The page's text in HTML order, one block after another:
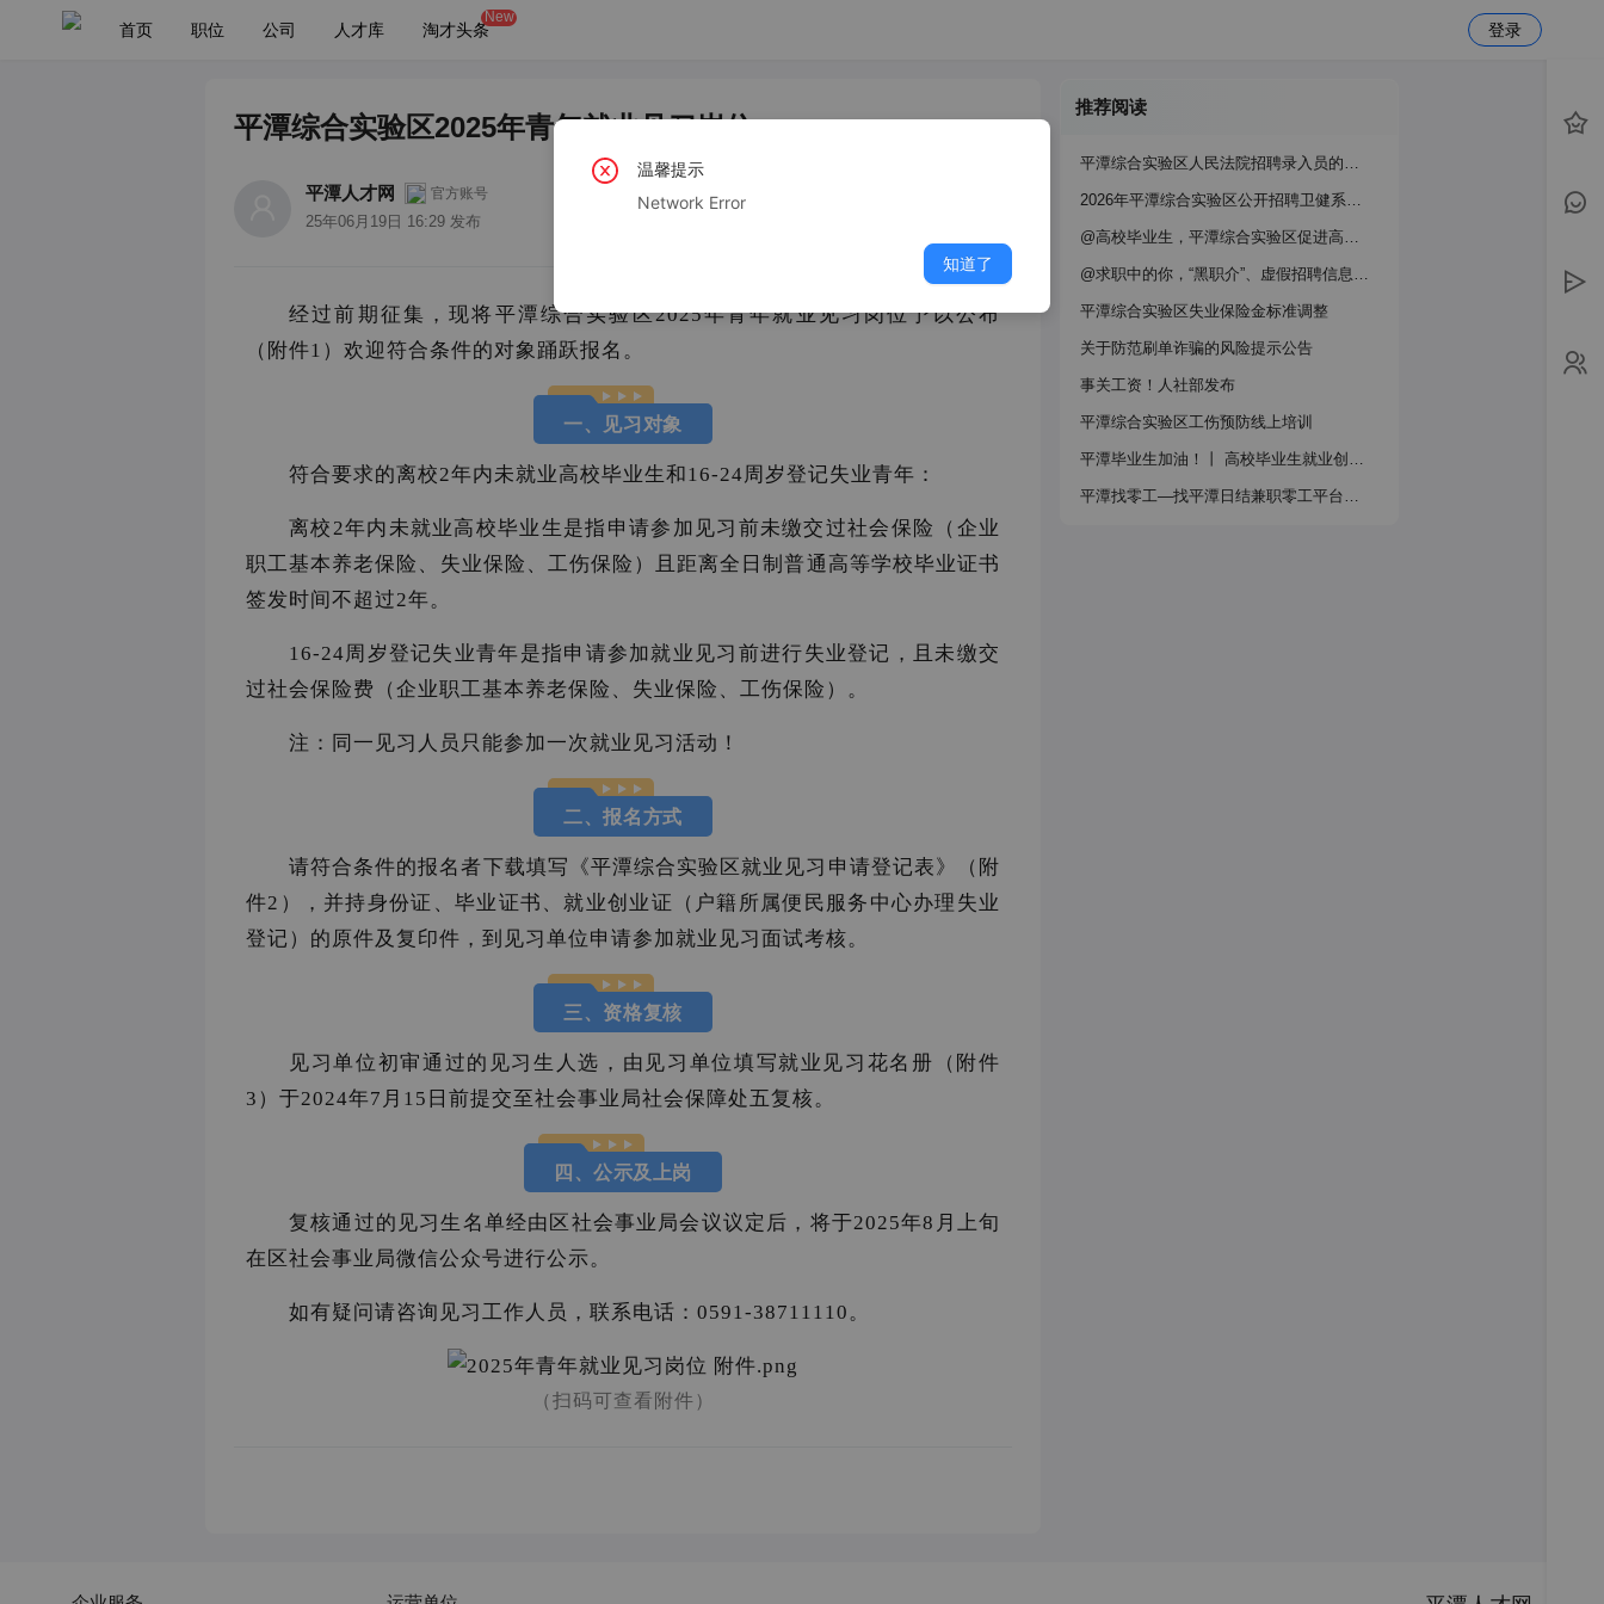
首页 职位 公司 人才库 淘才头条
New
登录
平潭综合实验区2025年青年就业见习岗位
平潭人才网 官方账号
25年06月19日 16:29 发布
经过前期征集，现将平潭综合实验区2025年青年就业见习岗位予以公布
（附件1）欢迎符合条件的对象踊跃报名。
一、见习对象
符合要求的离校2年内未就业高校毕业生和16-24周岁登记失业青年：
离校2年内未就业高校毕业生是指申请参加见习前未缴交过社会保险（企业
职工基本养老保险、失业保险、工伤保险）且距离全日制普通高等学校毕业证书
签发时间不超过2年。
16-24周岁登记失业青年是指申请参加就业见习前进行失业登记，且未缴交
过社会保险费（企业职工基本养老保险、失业保险、工伤保险）。
注：同一见习人员只能参加一次就业见习活动！
二、报名方式
请符合条件的报名者下载填写《平潭综合实验区就业见习申请登记表》（附
件2），并持身份证、毕业证书、就业创业证（户籍所属便民服务中心办理失业
登记）的原件及复印件，到见习单位申请参加就业见习面试考核。
三、资格复核
见习单位初审通过的见习生人选，由见习单位填写就业见习花名册（附件
3）于2024年7月15日前提交至社会事业局社会保障处五复核。
四、公示及上岗
复核通过的见习生名单经由区社会事业局会议议定后，将于2025年8月上旬
在区社会事业局微信公众号进行公示。
如有疑问请咨询见习工作人员，联系电话：0591-38711110。
（扫码可查看附件）
推荐阅读
平潭综合实验区人民法院招聘录入员的公告
2026年平潭综合实验区公开招聘卫健系统事业单位工作人员公告
@高校毕业生，平潭综合实验区促进高校毕业生就业创业政策指南请查收！
@求职中的你，“黑职介”、虚假招聘信息需警惕！
平潭综合实验区失业保险金标准调整
关于防范刷单诈骗的风险提示公告‌
事关工资！人社部发布
平潭综合实验区工伤预防线上培训
平潭毕业生加油！丨 高校毕业生就业创业政策服务指南
平潭找零工—找平潭日结兼职零工平台推荐！
温馨提示
Network Error
知道了